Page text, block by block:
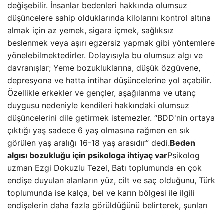
değişebilir. İnsanlar bedenleri hakkında olumsuz
düşüncelere sahip olduklarında kilolarını kontrol altına
almak için az yemek, sigara içmek, sağlıksız
beslenmek veya aşırı egzersiz yapmak gibi yöntemlere
yönelebilmektedirler. Dolayısıyla bu olumsuz algı ve
davranışlar; Yeme bozukluklarına, düşük özgüvene,
depresyona ve hatta intihar düşüncelerine yol açabilir.
Özellikle erkekler ve gençler, aşağılanma ve utanç
duygusu nedeniyle kendileri hakkındaki olumsuz
düşüncelerini dile getirmek istemezler. “BDD'nin ortaya
çıktığı yaş sadece 6 yaş olmasına rağmen en sık
görülen yaş aralığı 16-18 yaş arasıdır” dedi.Beden
algısı bozukluğu için psikologa ihtiyaç varPsikolog
uzman Ezgi Dokuzlu Tezel, Batı toplumunda en çok
endişe duyulan alanların yüz, cilt ve saç olduğunu, Türk
toplumunda ise kalça, bel ve karın bölgesi ile ilgili
endişelerin daha fazla görüldüğünü belirterek, şunları